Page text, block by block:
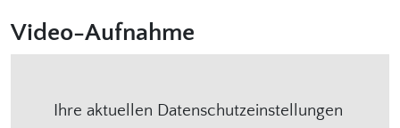
Video-Aufnahme
Ihre aktuellen Datenschutzeinstellungen